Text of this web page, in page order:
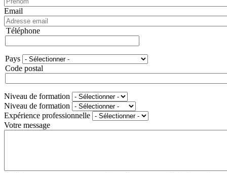
Email
Téléphone
Adresse
Pays
Code postal
Niveau de formation
Niveau de formation
Expérience professionnelle
Votre message